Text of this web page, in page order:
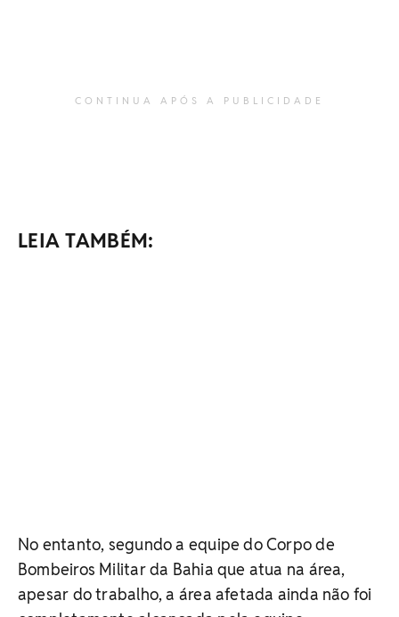
CONTINUA APÓS A PUBLICIDADE
LEIA TAMBÉM:
No entanto, segundo a equipe do Corpo de
Bombeiros Militar da Bahia que atua na área,
apesar do trabalho, a área afetada ainda não foi